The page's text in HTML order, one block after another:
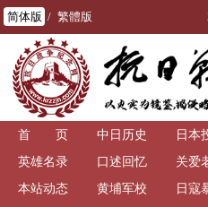
简体版 / 繁體版
首 页 中日历史 日本
英雄名录
口述回忆 关爱
本站动态
黄埔军校 日寇